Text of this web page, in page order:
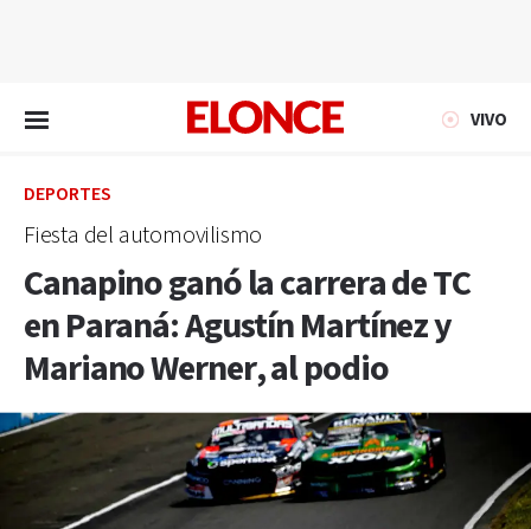
VIVO
DEPORTES
Fiesta del automovilismo
Canapino ganó la carrera de TC
en Paraná: Agustín Martínez y
Mariano Werner, al podio